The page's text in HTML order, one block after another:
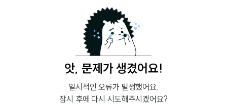
앗, 문제가 생겼어요!
일시적인 오류가 발생했어요.
잠시 후에 다시 시도해주시겠어요?